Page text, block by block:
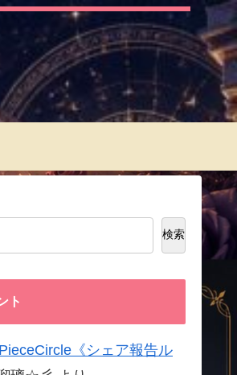
検索
ト
《シェア報告ル